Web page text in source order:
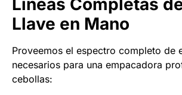
Líneas Completas
Llave en Mano
Proveemos el espectro completo de
necesarios para una empacadora
cebollas: